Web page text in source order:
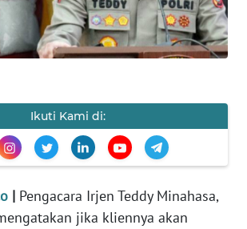
Ikuti Kami di:
| Pengacara Irjen Teddy Minahasa,
jika kliennya akan